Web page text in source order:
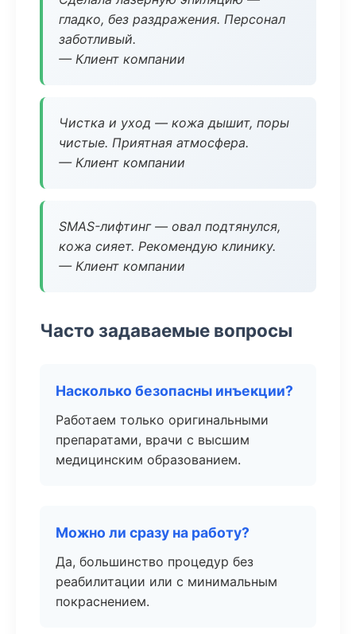
гладко, без раздражения. Персонал
заботливый.
— Клиент компании
Чистка и уход — кожа дышит, поры
чистые. Приятная атмосфера.
— Клиент компании
SMAS-лифтинг — овал подтянулся,
кожа сияет. Рекомендую клинику.
— Клиент компании
Часто задаваемые вопросы
Насколько безопасны инъекции?
Работаем только оригинальными
препаратами, врачи с высшим
медицинским образованием.
Можно ли сразу на работу?
Да, большинство процедур без
реабилитации или с минимальным
покраснением.